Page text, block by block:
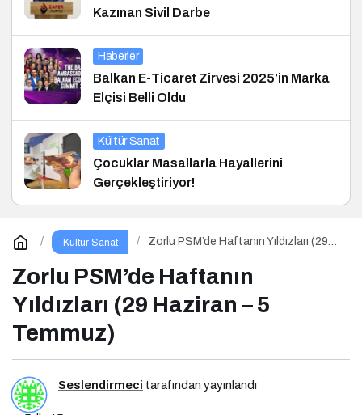
Kazınan Sivil Darbe
Haberler
Balkan E-Ticaret Zirvesi 2025’in Marka
Elçisi Belli Oldu
Kültür Sanat
Çocuklar Masallarla Hayallerini
Gerçekleştiriyor!
Kültür Sanat
Zorlu PSM’de Haftanın Yıldızları (29
Zorlu PSM’de Haftanın
Yıldızları (29 Haziran – 5
Temmuz)
Seslendirmeci tarafından yayınlandı